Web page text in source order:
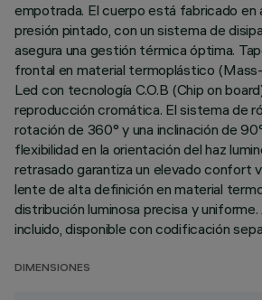
empotrada. El cuerpo está fabricado en
presión pintado, con un sistema de
asegura una gestión térmica óptima.
frontal en material termoplástico
Led con tecnología C.O.B (Chip on
reproducción cromática. El sistema de
rotación de 360° y una inclinación de
flexibilidad en la orientación del haz
retrasado garantiza un elevado confort
lente de alta definición en material
distribución luminosa precisa y
incluido, disponible con codificación
DIMENSIONES